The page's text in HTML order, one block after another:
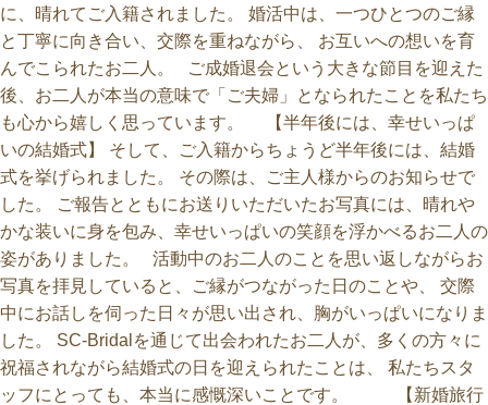
に、晴れてご入籍されました。 婚活中は、一つひとつのご縁
と丁寧に向き合い、交際を重ねながら、 お互いへの想いを育
んでこられたお二人。 ご成婚退会という大きな節目を迎えた
後、お二人が本当の意味で「ご夫婦」となられたことを私たち
も心から嬉しく思っています。 【半年後には、幸せいっぱ
いの結婚式】 そして、ご入籍からちょうど半年後には、結婚
式を挙げられました。 その際は、ご主人様からのお知らせで
した。 ご報告とともにお送りいただいたお写真には、晴れや
かな装いに身を包み、幸せいっぱいの笑顔を浮かべるお二人の
姿がありました。 活動中のお二人のことを思い返しながらお
写真を拝見していると、ご縁がつながった日のことや、 交際
中にお話しを伺った日々が思い出され、胸がいっぱいになりま
した。 SC-Bridalを通じて出会われたお二人が、多くの方々に
祝福されながら結婚式の日を迎えられたことは、 私たちスタ
ッフにとっても、本当に感慨深いことです。 【新婚旅行